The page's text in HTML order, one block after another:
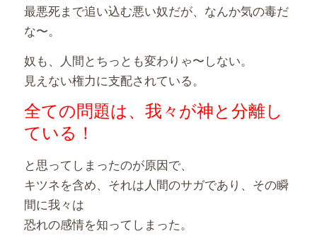
最悪死まで追い込む悪い奴だが、なんか気の毒だ
な〜。
奴も、人間とちっとも変わりゃ〜しない。
見えない権力に支配されている。
全ての問題は、我々が神と分離し
ている！
と思ってしまったのが原因で、
キツネを含め、それは人間のサガであり、その瞬
間に我々は
恐れの感情を知ってしまった。